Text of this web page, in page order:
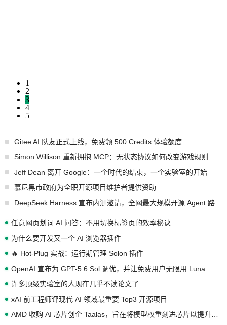
1
2
3
4
5
Gitee AI 队友正式上线，免费领 500 Credits 体验额度
Simon Willison 重新拥抱 MCP：无状态协议如何改变游戏规则
Jeff Dean 离开 Google：一个时代的结束，一个实验室的开始
慕尼黑市政府为全职开源项目维护者提供资助
任意网页划词 AI 问答：不用切换标签页的效率秘诀
为什么要开发又一个 AI 浏览器插件
🔥 Hot-Plug 实战：运行期管理 Solon 插件
OpenAI 宣布为 GPT-5.6 Sol 调优，并让免费用户无限用 Luna
许多顶级实验室的人现在几乎不读论文了
xAI 前工程师评现代 AI 领域最重要 Top3 开源项目